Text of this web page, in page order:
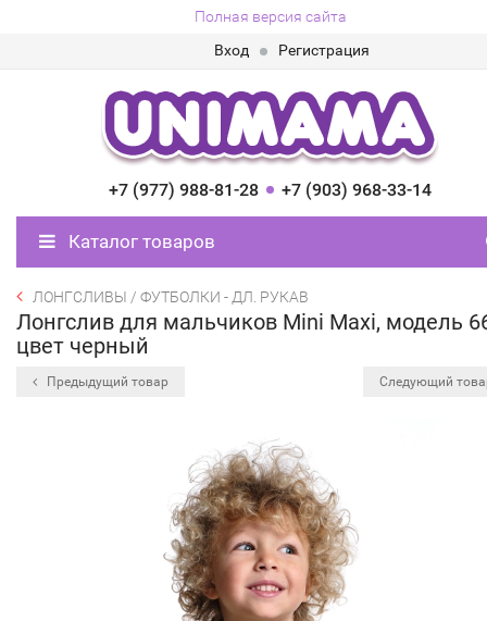
Полная версия сайта
Вход
Регистрация
+7 (977) 988-81-28 +7 (903) 968-33-14
Каталог товаров
ЛОНГСЛИВЫ / ФУТБОЛКИ - ДЛ. РУКАВ
Лонгслив для мальчиков Mini Maxi, модель
цвет черный
Предыдущий товар Следующий